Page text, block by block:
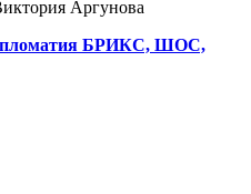
Аргунова
БРИКС, ШОС,